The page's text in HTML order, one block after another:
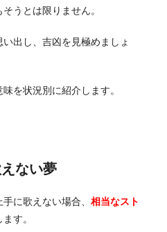
うとは限りません。
出し、吉凶を見極めましょ
を状況別に紹介します。
ない夢
に歌えない場合、 相当なスト
す。